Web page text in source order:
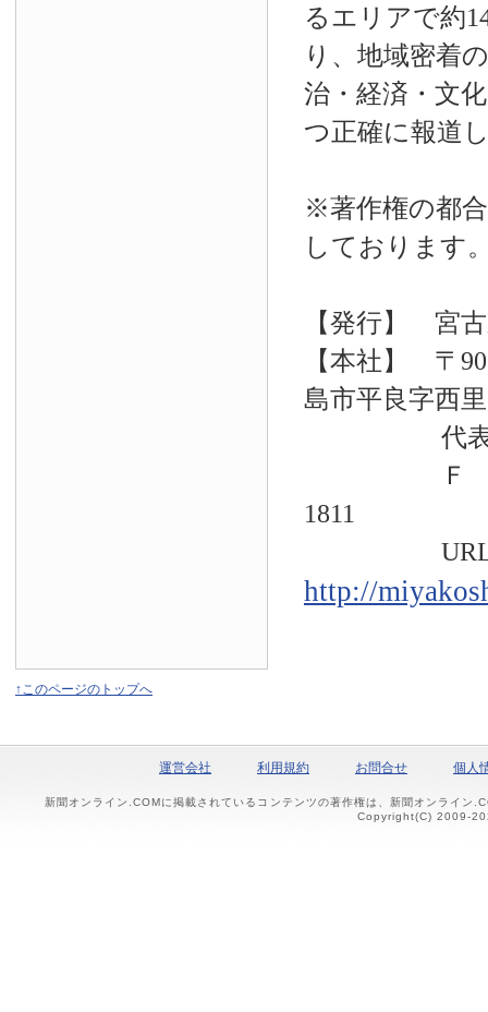
るエリアで約
り、地域密着
治・経済・文
つ正確に報道
※著作権の都
しております
【発行】 宮
【本社】 〒
島市平良字西
代表電話
Ｆ Ａ
1811
URL
http://
↑このページのトップへ
運営会社 利用規約 お問合せ 個人
新聞オンライン.COMに掲載されているコンテンツの著作権は、新聞オンライン
Copyright(C) 2009-